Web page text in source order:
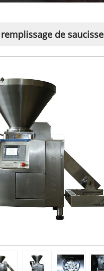
de saucisse